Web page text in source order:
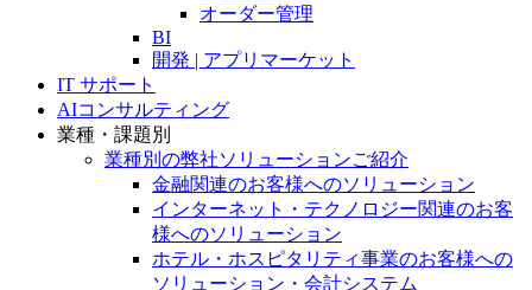
オーダー管理
BI
開発 | アプリマーケット
IT サポート
AIコンサルティング
業種・課題別
業種別の弊社ソリューションご紹介
金融関連のお客様へのソリューション
インターネット・テクノロジー関連のお客
様へのソリューション
ホテル・ホスピタリティ事業のお客様への
ソリューション・会計システム